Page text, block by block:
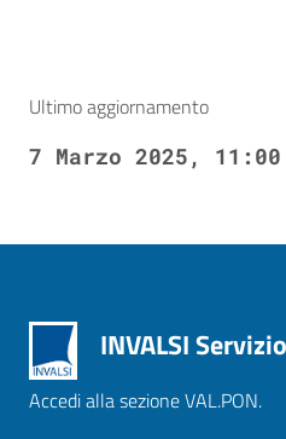
Ultimo aggiornamento
7 Marzo 2025, 11:00
INVALSI
Accedi alla sezione VAL.PON.